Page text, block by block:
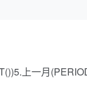
上一月